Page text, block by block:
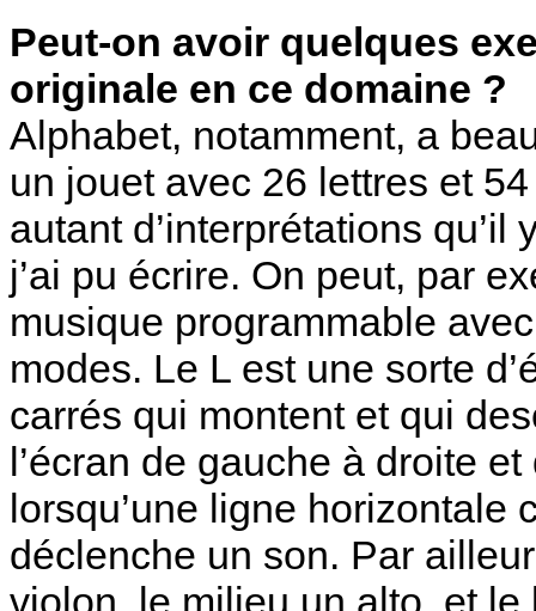
Peut-on avoir quelques
originale en ce domaine ?
Alphabet, notamment, a
un jouet avec 26 lettres et
autant d’interprétations
j’ai pu écrire. On peut, par
musique programmable
modes. Le L est une sorte
carrés qui montent et qui
l’écran de gauche à droite
lorsqu’une ligne horizontale
déclenche un son. Par
violon, le milieu un alto, et